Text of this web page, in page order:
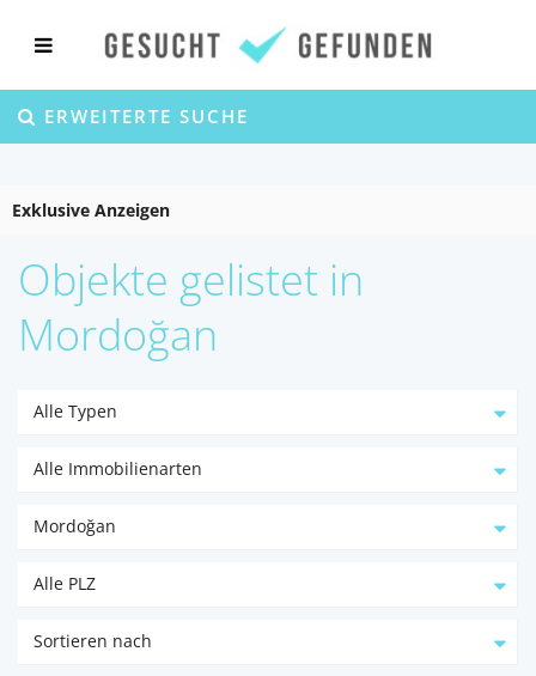
ERWEITERTE SUCHE
Exklusive Anzeigen
Objekte gelistet in
Mordoğan
Alle Typen
Alle Immobilienarten
Mordoğan
Alle PLZ
Sortieren nach